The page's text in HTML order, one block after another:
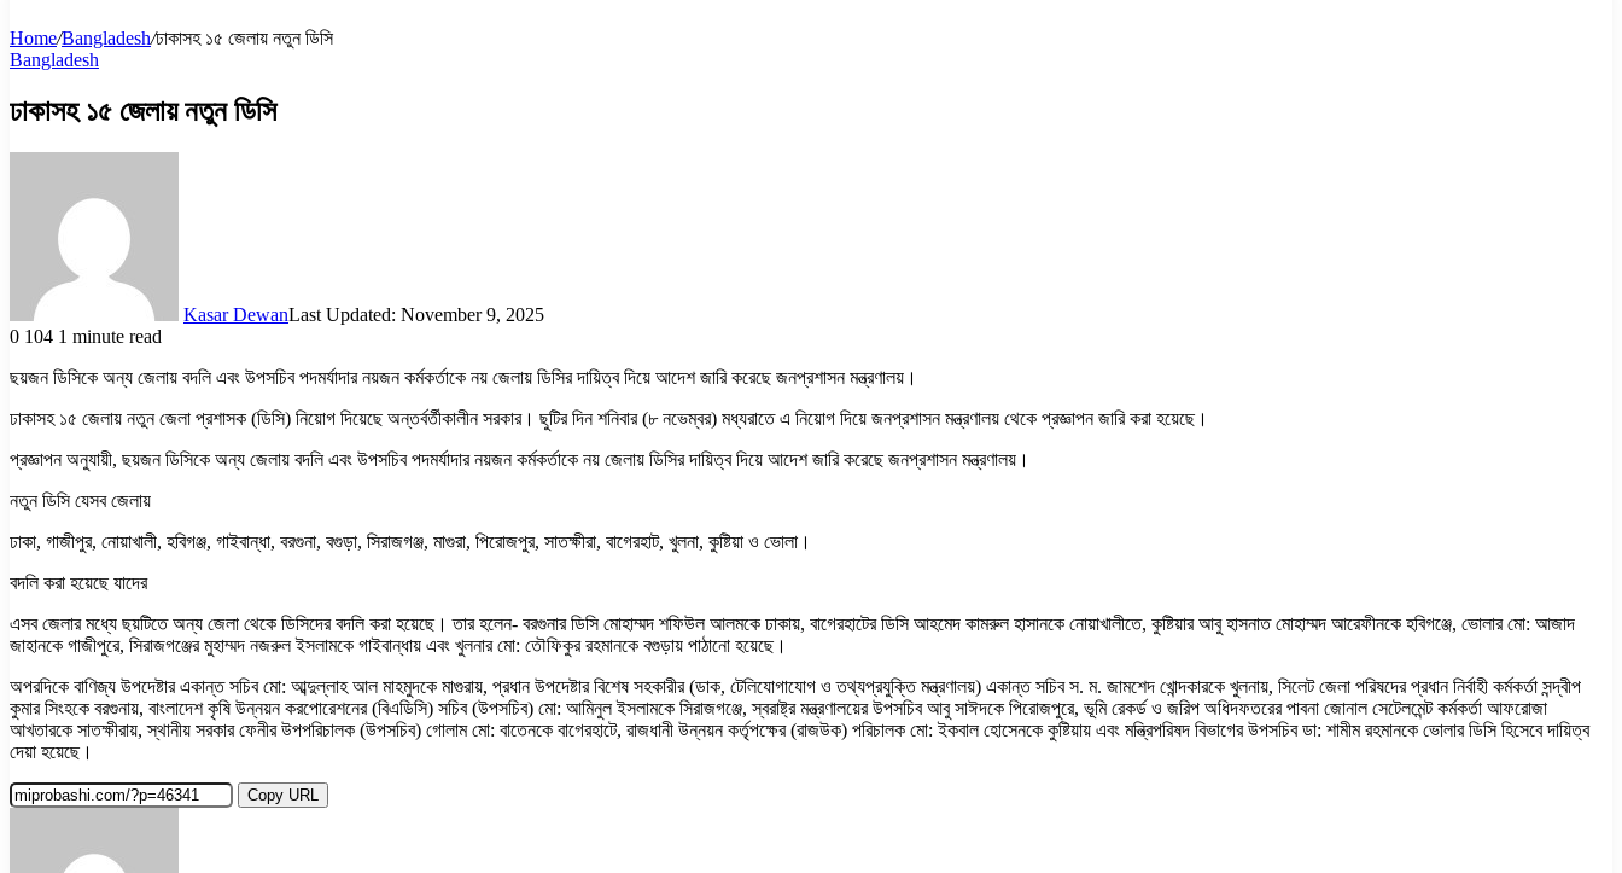
Home/Bangladesh/ঢাকাসহ ১৫ জেলায় নতুন ডিসি
Bangladesh
ঢাকাসহ ১৫ জেলায় নতুন ডিসি
Kasar DewanLast Updated: November 9, 2025
0 104 1 minute read
ছয়জন ডিসিকে অন্য জেলায় বদলি এবং উপসচিব পদমর্যাদার নয়জন কর্মকর্তাকে নয় জেলায় ডিসির দায়িত্ব দিয়ে আদেশ জারি করেছে জনপ্রশাসন মন্ত্রণালয়।
ঢাকাসহ ১৫ জেলায় নতুন জেলা প্রশাসক (ডিসি) নিয়োগ দিয়েছে অন্তর্বর্তীকালীন সরকার। ছুটির দিন শনিবার (৮ নভেম্বর) মধ্যরাতে এ নিয়োগ দিয়ে জনপ্রশাসন মন্ত্রণালয় থেকে প্রজ্ঞাপন জারি করা হয়েছে।
প্রজ্ঞাপন অনুযায়ী, ছয়জন ডিসিকে অন্য জেলায় বদলি এবং উপসচিব পদমর্যাদার নয়জন কর্মকর্তাকে নয় জেলায় ডিসির দায়িত্ব দিয়ে আদেশ জারি করেছে জনপ্রশাসন মন্ত্রণালয়।
নতুন ডিসি যেসব জেলায়
ঢাকা, গাজীপুর, নোয়াখালী, হবিগঞ্জ, গাইবান্ধা, বরগুনা, বগুড়া, সিরাজগঞ্জ, মাগুরা, পিরোজপুর, সাতক্ষীরা, বাগেরহাট, খুলনা, কুষ্টিয়া ও ভোলা।
বদলি করা হয়েছে যাদের
এসব জেলার মধ্যে ছয়টিতে অন্য জেলা থেকে ডিসিদের বদলি করা হয়েছে। তার হলেন- বরগুনার ডিসি মোহাম্মদ শফিউল আলমকে ঢাকায়, বাগেরহাটের ডিসি আহমেদ কামরুল হাসানকে নোয়াখালীতে, কুষ্টিয়ার আবু হাসনাত মোহাম্মদ আরেফীনকে হবিগঞ্জে, ভোলার মো: আজাদ
জাহানকে গাজীপুরে, সিরাজগঞ্জের মুহাম্মদ নজরুল ইসলামকে গাইবান্ধায় এবং খুলনার মো: তৌফিকুর রহমানকে বগুড়ায় পাঠানো হয়েছে।
অপরদিকে বাণিজ্য উপদেষ্টার একান্ত সচিব মো: আব্দুল্লাহ আল মাহমুদকে মাগুরায়, প্রধান উপদেষ্টার বিশেষ সহকারীর (ডাক, টেলিযোগাযোগ ও তথ্যপ্রযুক্তি মন্ত্রণালয়) একান্ত সচিব স. ম. জামশেদ খোন্দকারকে খুলনায়, সিলেট জেলা পরিষদের প্রধান নির্বাহী কর্মকর্তা সন্দ্বীপ
কুমার সিংহকে বরগুনায়, বাংলাদেশ কৃষি উন্নয়ন করপোরেশনের (বিএডিসি) সচিব (উপসচিব) মো: আমিনুল ইসলামকে সিরাজগঞ্জে, স্বরাষ্ট্র মন্ত্রণালয়ের উপসচিব আবু সাঈদকে পিরোজপুরে, ভূমি রেকর্ড ও জরিপ অধিদফতরের পাবনা জোনাল সেটেলমেন্ট কর্মকর্তা আফরোজা
আখতারকে সাতক্ষীরায়, স্থানীয় সরকার ফেনীর উপপরিচালক (উপসচিব) গোলাম মো: বাতেনকে বাগেরহাটে, রাজধানী উন্নয়ন কর্তৃপক্ষের (রাজউক) পরিচালক মো: ইকবাল হোসেনকে কুষ্টিয়ায় এবং মন্ত্রিপরিষদ বিভাগের উপসচিব ডা: শামীম রহমানকে ভোলার ডিসি হিসেবে দায়িত্ব
দেয়া হয়েছে।
Copy URL